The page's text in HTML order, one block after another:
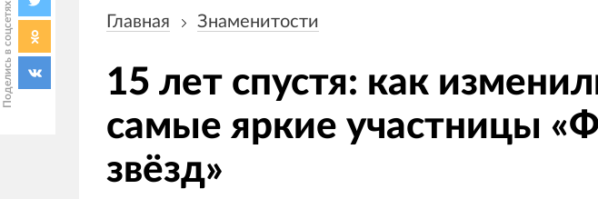
Поделись в соцсетях навигации
Главная Знаменитости
15 лет спустя: как
самые яркие участницы
звёзд»